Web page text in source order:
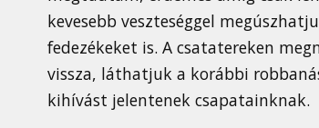
kevesebb veszteséggel
fedezékeket is. A csatatereken
vissza, láthatjuk a korábbi
kihívást jelentenek csapatainknak.